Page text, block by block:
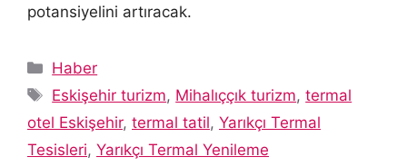
potansiyelini artıracak.
Kategoriler
Haber
Etiketler
Eskişehir turizm, Mihalıççık turizm,termal
otel Eskişehir, termal tatil, Yarıkçı Termal
Tesisleri, Yarıkçı Termal Yenileme